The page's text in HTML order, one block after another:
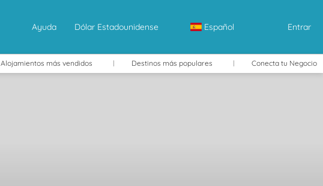
Ayuda Dólar Estadounidense Español Entrar
Alojamientos más vendidos Destinos más populares Conecta tu Negocio